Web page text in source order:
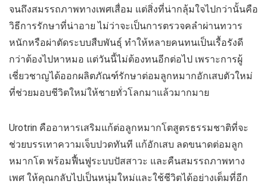
จนถึงสมรรถภาพทางเพศเสื่อม แต่สิ่งที่น่ากลุ้มใจไปกว่านั้นคือ
วิธีการรักษาที่น่าอาย ไม่ว่าจะเป็นการตรวจคลำผ่านทวาร
หนักหรือผ่าตัดระบบสืบพันธุ์ ทำให้หลายคนทนเป็นเรื้อรังดี
กว่าต้องไปหาหมอ แต่วันนี้ไม่ต้องทนอีกต่อไป เพราะการผู้
เชี่ยวชาญได้ออกผลิตภัณฑ์รักษาต่อมลูกหมากอักเสบตัวใหม่
ที่ช่วยมอบชีวิตใหม่ให้ชายทั่วโลกมาแล้วมากมาย
Urotrin คืออาหารเสริมแก้ต่อลูกหมากโตสูตรธรรมชาติที่จะ
ช่วยบรรเทาความเจ็บปวดทันที แก้อักเสบ ลดขนาดต่อมลูก
หมากโต พร้อมฟื้นฟูระบบปัสสาวะ และคืนสมรรถภาพทาง
เพศ ให้คุณกลับไปเป็นหนุ่มใหม่และใช้ชีวิตได้อย่างเต็มที่อีก